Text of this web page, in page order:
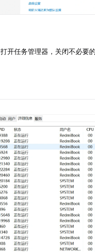
打开任务管理器，关闭不必要